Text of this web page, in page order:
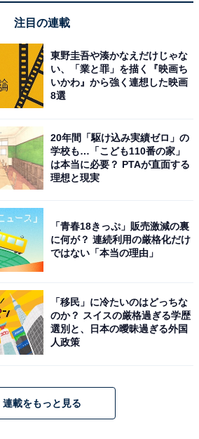
い】ケルヒャーの人気商品5選
レントBC」
効果 黄砂 (50/60Hz) 1.600-924.0
Amazonで見る
注目の連載
東野圭吾や湊かなえだけじゃな
い、「業と罪」を描く『映画ち
いかわ』から強く連想した映画
8選
20年間「駆け込み実績ゼロ」の
学校も…「こども110番の家」
は本当に必要？ PTAが直面する
理想と現実
「青春18きっぷ」販売激減の裏
に何が？ 連続利用の厳格化だけ
ではない「本当の理由」
「移民」に冷たいのはどっちな
のか？ スイスの厳格過ぎる学歴
選別と、日本の曖昧過ぎる外国
人政策
連載をもっと見る